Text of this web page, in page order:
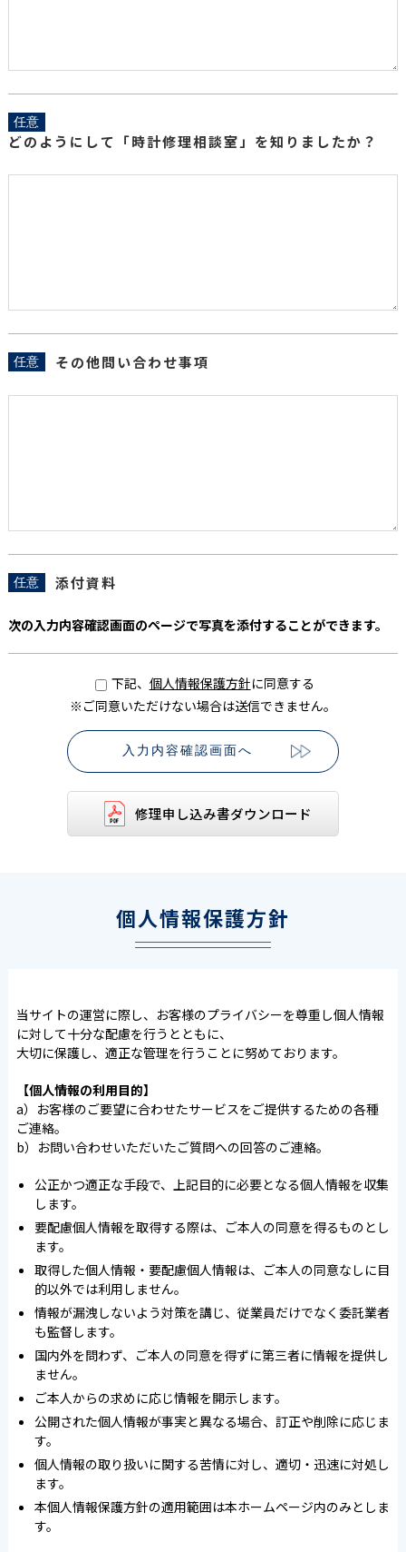
任意
どのようにして「時計修理相談室」を知りましたか？
任意 その他問い合わせ事項
任意 添付資料
次の入力内容確認画面のページで写真を添付することができます。
下記、 個人情報保護方針に同意する
※ご同意いただけない場合は送信できません。
修理申し込み書ダウンロード
個人情報保護方針
当サイトの運営に際し、お客様のプライバシーを尊重し個人情報
に対して十分な配慮を行うとともに、
大切に保護し、適正な管理を行うことに努めております。
【個人情報の利用目的】
a）お客様のご要望に合わせたサービスをご提供するための各種
ご連絡。
b）お問い合わせいただいたご質問への回答のご連絡。
公正かつ適正な手段で、上記目的に必要となる個人情報を収集
します。
要配慮個人情報を取得する際は、ご本人の同意を得るものとし
ます。
取得した個人情報・要配慮個人情報は、ご本人の同意なしに目
的以外では利用しません。
情報が漏洩しないよう対策を講じ、従業員だけでなく委託業者
も監督します。
国内外を問わず、ご本人の同意を得ずに第三者に情報を提供し
ません。
ご本人からの求めに応じ情報を開示します。
公開された個人情報が事実と異なる場合、訂正や削除に応じま
す。
個人情報の取り扱いに関する苦情に対し、適切・迅速に対処し
ます。
本個人情報保護方針の適用範囲は本ホームページ内のみとしま
す。